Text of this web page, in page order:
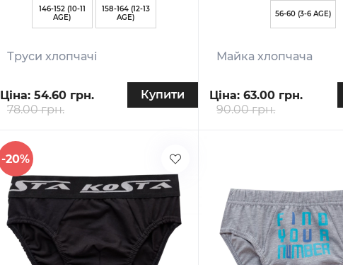
146-152 (10-11
AGE)
158-164 (12-13
AGE)
Труси хлопчачі
Ціна: 54.60 грн.
78.00 грн.
Купити
56-60 (3-6 AGE)
Майка хлопчача
Ціна:63.00 грн.
90.00 грн.
-20%